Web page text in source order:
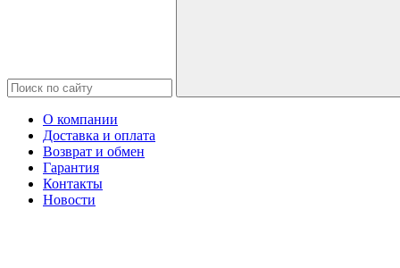
О компании
Доставка и оплата
Возврат и обмен
Гарантия
Контакты
Новости